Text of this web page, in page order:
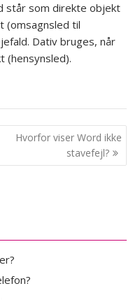
står som direkte objekt
(omsagnsled til
Dativ bruges, når
Hvorfor viser Word ikke
stavefejl?